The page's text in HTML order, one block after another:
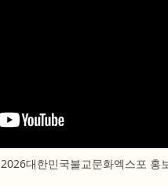
2026대한민국불교문화엑스포 홍